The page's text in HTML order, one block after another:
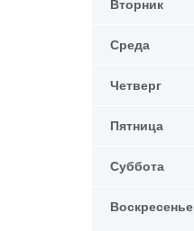
Вторник
Среда
Четверг
Пятница
Суббота
Воскресенье